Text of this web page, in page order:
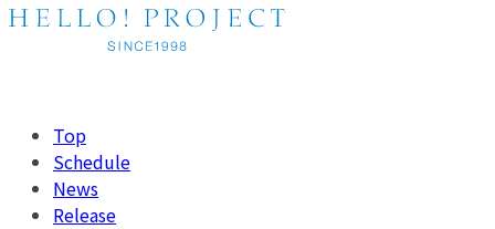
Top
Schedule
News
Release